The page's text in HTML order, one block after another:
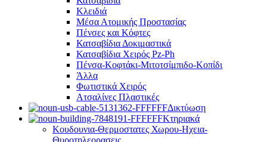
Κλειδιά
Μέσα Ατομικής Προστασίας
Πένσες και Κόφτες
Κατσαβίδια Δοκιμαστικά
Κατσαβίδια Χειρός Pz-Ph
Πένσα-Κοφτάκι-Μιτοτσίμπιδο-Κοπίδι
Άλλα
Φωτιστικά Χειρός
Ατσαλίνες Πλαστικές
Δικτύωση
Κτηριακά
Κουδουνια-Θερμοστατες Χωρου-Ηχεια-
Θυροτηλεορασεις